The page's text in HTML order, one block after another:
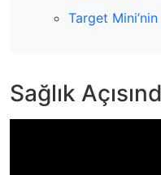
Target Mini’nin
Sağlık